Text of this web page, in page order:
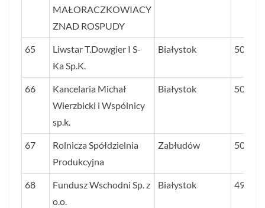
MAŁORACZKOWIACY
ZNAD ROSPUDY
65
Liwstar T.Dowgier I S-
Ka Sp.K.
Białystok 50,7
66
Kancelaria Michał
Wierzbicki i Wspólnicy
sp.k.
Białystok 50,5
67
Rolnicza Spółdzielnia
Produkcyjna
Zabłudów 50,4
68
Fundusz Wschodni Sp. z
o.o.
Białystok 49,8